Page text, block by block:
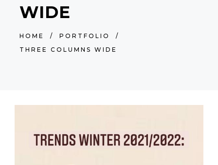
WIDE
HOME / PORTFOLIO
/
THREE COLUMNS WIDE